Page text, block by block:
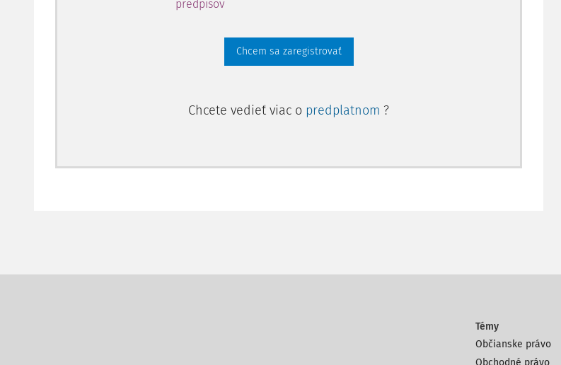
predpisov
Chcem sa zaregistrovať
Chcete vedieť viac o predplatnom ?
Témy
Občianske právo
Obchodné právo